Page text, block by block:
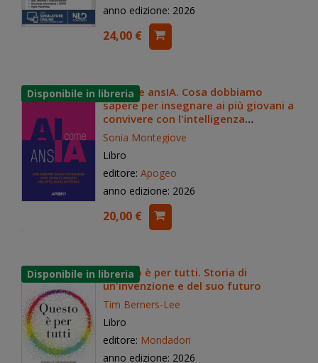
anno edizione: 2026
24,00 €
AI come ansIA. Cosa dobbiamo
sapere per insegnare ai più giovani a
convivere con l'intelligenza
artificiale
Sonia Montegiove
Libro
editore: Apogeo
anno edizione: 2026
20,00 €
Questo è per tutti. Storia di
un'invenzione e del suo futuro
Tim Berners-Lee
Libro
editore: Mondadori
anno edizione: 2026